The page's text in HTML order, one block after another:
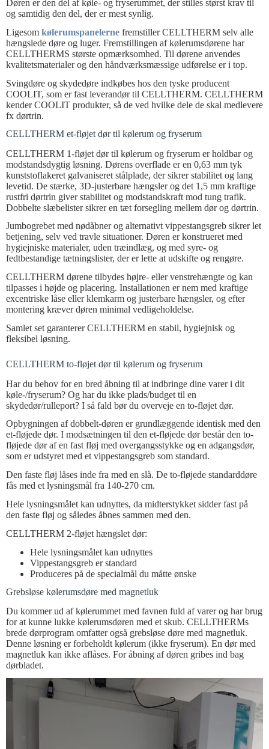
Døren er den del af køle- og fryserummet, der stilles størst krav til
og samtidig den del, der er mest synlig.
Ligesom kølerumspanelerne fremstiller CELLTHERM selv alle
hængslede døre og luger. Fremstillingen af kølerumsdørene har
CELLTHERMS største opmærksomhed. Til dørene anvendes
kvalitetsmaterialer og den håndværksmæssige udførelse er i top.
Svingdøre og skydedøre indkøbes hos den tyske producent
COOLIT, som er fast leverandør til CELLTHERM. CELLTHERM
kender COOLIT produkter, så de ved hvilke dele de skal medlevere
fx dørtrin.
CELLTHERM et-fløjet dør til kølerum og fryserum
CELLTHERM 1-fløjet dør til kølerum og fryserum er holdbar og
modstandsdygtig løsning. Dørens overflade er en 0,63 mm tyk
kunststoflakeret galvaniseret stålplade, der sikrer stabilitet og lang
levetid. De stærke, 3D-justerbare hængsler og det 1,5 mm kraftige
rustfri dørtrin giver stabilitet og modstandskraft mod tung trafik.
Dobbelte slæbelister sikrer en tæt forsegling mellem dør og dørtrin.
Jumbogrebet med nødåbner og alternativt vippestangsgreb sikrer let
betjening, selv ved travle situationer. Døren er konstrueret med
hygiejniske materialer, uden træindlæg, og med syre- og
fedtbestandige tætningslister, der er lette at udskifte og rengøre.
CELLTHERM dørene tilbydes højre- eller venstrehængte og kan
tilpasses i højde og placering. Installationen er nem med kraftige
excentriske låse eller klemkarm og justerbare hængsler, og efter
montering kræver døren minimal vedligeholdelse.
Samlet set garanterer CELLTHERM en stabil, hygiejnisk og
fleksibel løsning.
CELLTHERM to-fløjet dør til kølerum og fryserum
Har du behov for en bred åbning til at indbringe dine varer i dit
køle-/fryserum? Og har du ikke plads/budget til en
skydedør/rulleport? I så fald bør du overveje en to-fløjet dør.
Opbygningen af dobbelt-døren er grundlæggende identisk med den
et-fløjede dør. I modsætningen til den et-fløjede dør består den to-
fløjede dør af en fast fløj med overgangsstykke og en adgangsdør,
som er udstyret med et vippestangsgreb som standard.
Den faste fløj låses inde fra med en slå. De to-fløjede standarddøre
fås med et lysningsmål fra 140-270 cm.
Hele lysningsmålet kan udnyttes, da midterstykket sidder fast på
den faste fløj og således åbnes sammen med den.
CELLTHERM 2-fløjet hængslet dør:
Hele lysningsmålet kan udnyttes
Vippestangsgreb er standard
Produceres på de specialmål du måtte ønske
Grebsløse kølerumsdøre med magnetluk
Du kommer ud af kølerummet med favnen fuld af varer og har brug
for at kunne lukke kølerumsdøren med et skub. CELLTHERMs
brede dørprogram omfatter også grebsløse døre med magnetluk.
Denne løsning er forbeholdt kølerum (ikke fryserum). En dør med
magnetluk kan ikke aflåses. For åbning af døren gribes ind bag
dørbladet.